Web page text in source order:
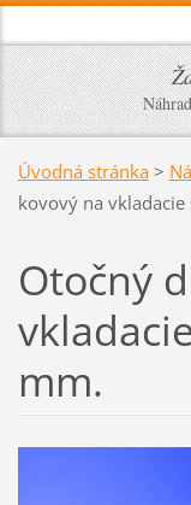
Úvodná stránka >
kovový na
Otočný
mm.